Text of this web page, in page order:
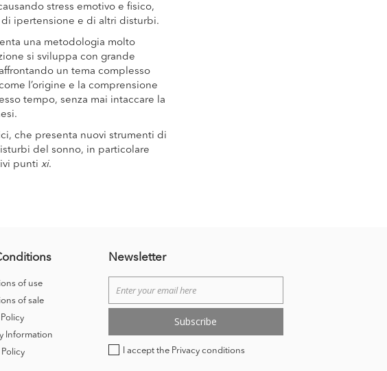
stress emotivo e fisico,
ipertensione e di altri disturbi.
una metodologia molto
si sviluppa con grande
un tema complesso
l’origine e la comprensione
tempo, senza mai intaccare la
che presenta nuovi strumenti di
del sonno, in particolare
punti xi.
of use
of sale
Information
Policy
Newsletter
Subscribe
I accept the Privacy conditions